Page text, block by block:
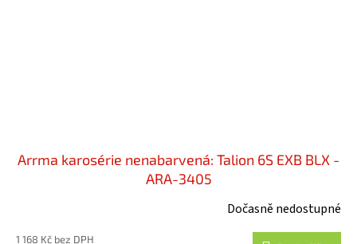
Arrma karosérie nenabarvená: Talion 6S EXB BLX -
ARA-3405
Dočasně nedostupné
1 168 Kč bez DPH